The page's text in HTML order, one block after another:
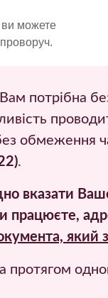
можете
потрібна
обмеження
.
вказати
працюєте,
який
протягом